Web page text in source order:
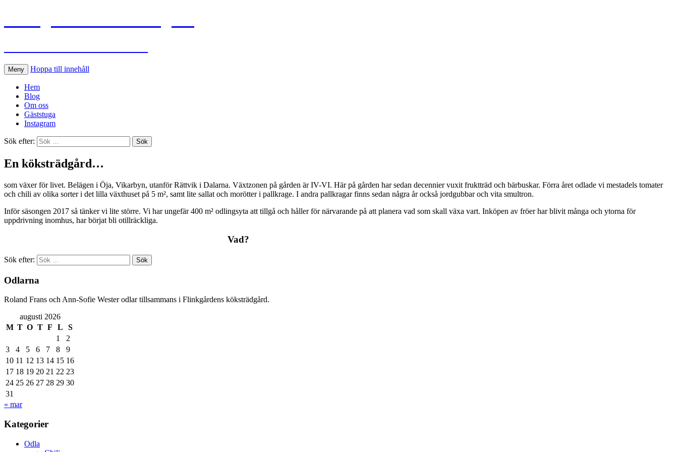
Meny Hoppa till innehåll
Hem
Blog
Om oss
Gäststuga
Instagram
Sök efter:
En köksträdgård…
som växer för livet. Belägen i Öja, Vikarbyn, utanför Rättvik i Dalarna. Växtzonen på gården är IV-VI. Här på gården har sedan decennier vuxit fruktträd och bärbuskar. Förra året odlade vi mestadels tomater
och chili av olika sorter i det lilla växthuset på 5 m², samt lite sallat och morötter i pallkrage. I andra pallkragar finns sedan några år också jordgubbar och vita smultron.
Inför säsongen 2017 så tänker vi lite större. Vi har ungefär 400 m² odlingsyta att tillgå och håller för närvarande på att planera vad som skall växa vart. Inköpen av fröer har blivit många och ytorna för
uppdrivning inomhus, har börjat bli otillräckliga.
Vad?
Sök efter:
Odlarna
Roland Frans och Ann-Sofie Wester odlar tillsammans i Flinkgårdens köksträdgård.
augusti 2026
M T O T F L
S
1
2
3
4 5 6 7 8
9
10 11 12 13 14 15 16
17 18 19 20 21 22 23
24 25 26 27 28 29 30
31
« mar
Kategorier
Odla